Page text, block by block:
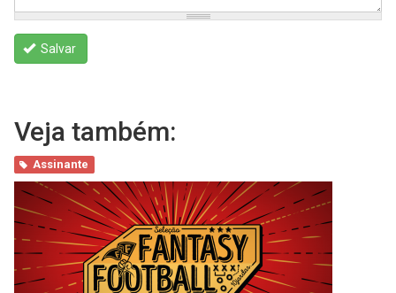
Salvar
Veja também:
Assinante